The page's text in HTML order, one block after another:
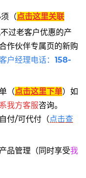
（点击这里关联
过老客户优惠的产
作伙伴专属页的新购
户经理电话： 158-
（点击这里下单） 如
我方客服咨询。
付/可代付（点击查
品管理（同时享受我